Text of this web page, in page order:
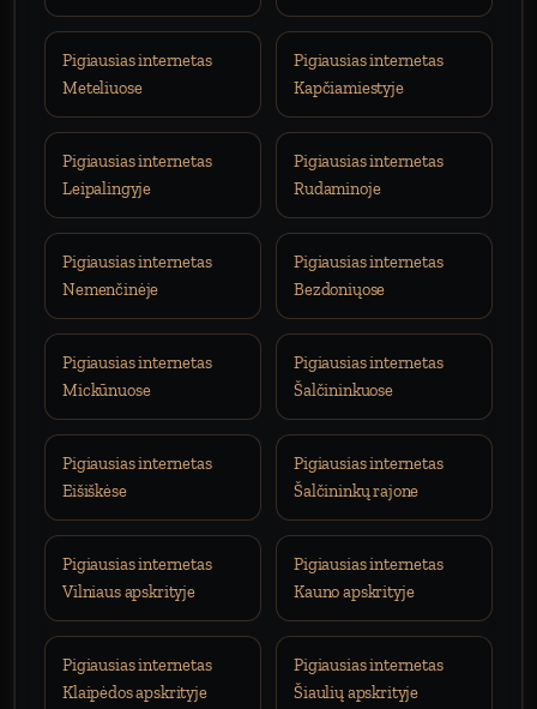
Pigiausias internetas
Meteliuose
Pigiausias internetas
Kapčiamiestyje
Pigiausias internetas
Leipalingyje
Pigiausias internetas
Rudaminoje
Pigiausias internetas
Nemenčinėje
Pigiausias internetas
Bezdoniųose
Pigiausias internetas
Mickūnuose
Pigiausias internetas
Šalčininkuose
Pigiausias internetas
Eišiškėse
Pigiausias internetas
Šalčininkų rajone
Pigiausias internetas
Vilniaus apskrityje
Pigiausias internetas
Kauno apskrityje
Pigiausias internetas
Klaipėdos apskrityje
Pigiausias internetas
Šiaulių apskrityje